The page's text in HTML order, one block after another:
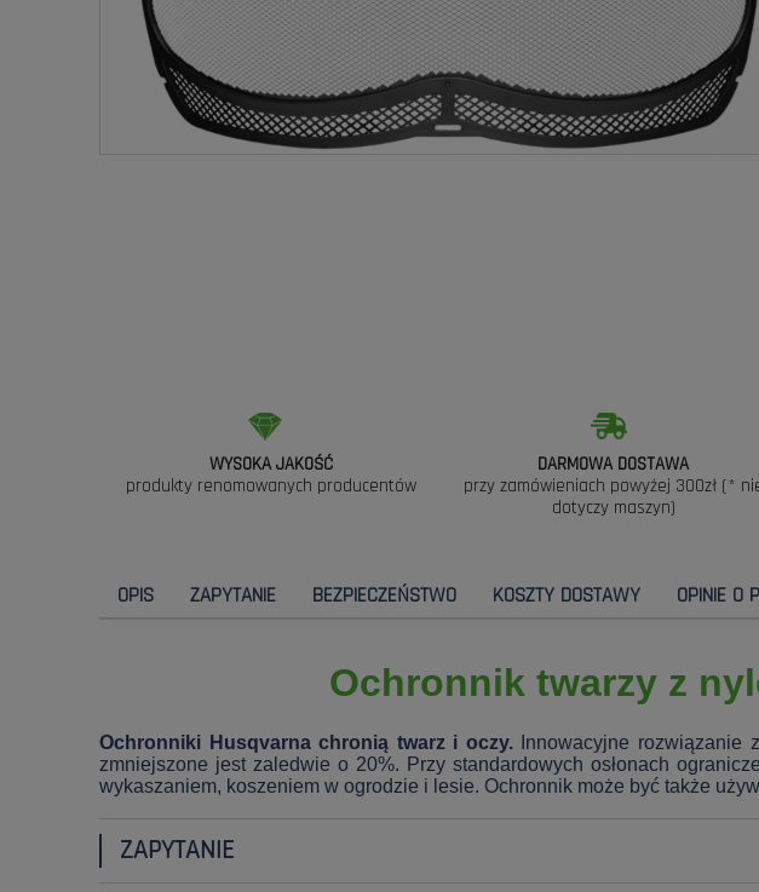
WYSOKA JAKOŚĆ
produkty renomowanych producentów
DARMOWA DOSTAWA
przy zamówieniach powyżej 300zł (*
dotyczy maszyn)
OPIS ZAPYTANIE BEZPIECZEŃSTWO KOSZTY DOSTAWY OPINIE O
Ochronnik twarzy z
Ochronniki Husqvarna chronią twarz i oczy.Innowacyjne rozwiązanie
zmniejszone jest zaledwie o 20%. Przy standardowych osłonach
wykaszaniem, koszeniem w ogrodzie i lesie. Ochronnik może być także
ZAPYTANIE